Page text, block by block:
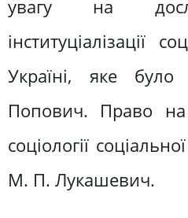
увагу на
інституціалізації
Україні, яке
Попович. Право на
соціології
М. П. Лукашевич.